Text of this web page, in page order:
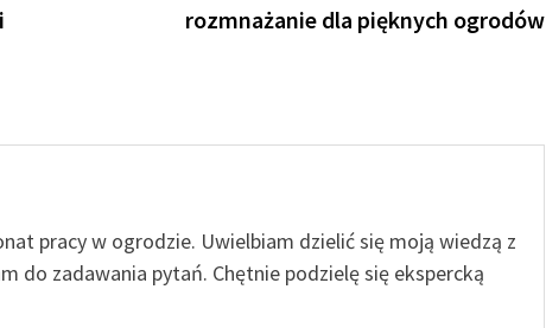
rozmnażanie dla pięknych ogrodów
pracy w ogrodzie. Uwielbiam dzielić się moją wiedzą z
do zadawania pytań. Chętnie podzielę się ekspercką